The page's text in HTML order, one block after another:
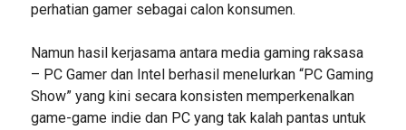
perhatian gamer sebagai calon konsumen.
Namun hasil kerjasama antara media gaming raksasa
– PC Gamer dan Intel berhasil menelurkan “PC Gaming
Show” yang kini secara konsisten memperkenalkan
game-game indie dan PC yang tak kalah pantas untuk